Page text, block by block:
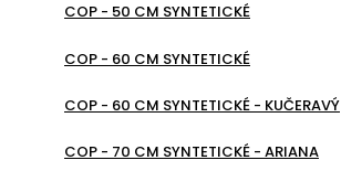
COP - 50 CM SYNTETICKÉ
COP - 60 CM SYNTETICKÉ
COP - 60 CM SYNTETICKÉ - KUČERAVÝ
COP - 70 CM SYNTETICKÉ - ARIANA